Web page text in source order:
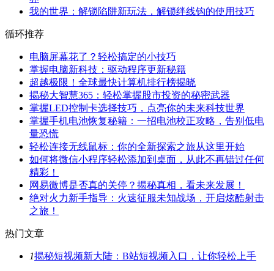
我的世界：解锁陷阱新玩法，解锁绊线钩的使用技巧
循环推荐
电脑屏幕花了？轻松搞定的小技巧
掌握电脑新科技：驱动程序更新秘籍
超越极限！全球最快计算机排行榜揭晓
揭秘大智慧365：轻松掌握股市投资的秘密武器
掌握LED控制卡选择技巧，点亮你的未来科技世界
掌握手机电池恢复秘籍：一招电池校正攻略，告别低电
量恐慌
轻松连接无线鼠标：你的全新探索之旅从这里开始
如何将微信小程序轻松添加到桌面，从此不再错过任何
精彩！
网易微博是否真的关停？揭秘真相，看未来发展！
绝对火力新手指导：火速征服未知战场，开启炫酷射击
之旅！
热门文章
1揭秘短视频新大陆：B站短视频入口，让你轻松上手